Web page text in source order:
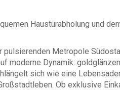
Haustürabholung und
pulsierenden Metropole
moderne Dynamik:
sich wie eine
Ob exklusive